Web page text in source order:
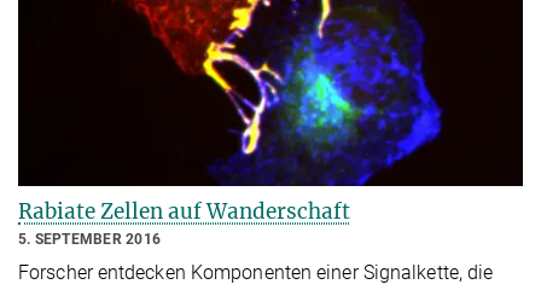
Rabiate Zellen auf Wanderschaft
5. SEPTEMBER 2016
Forscher entdecken Komponenten einer Signalkette, die